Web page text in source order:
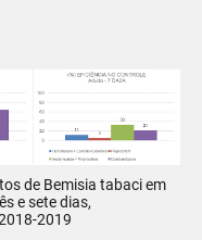
de Bemisia tabaci em
e sete dias,
2019